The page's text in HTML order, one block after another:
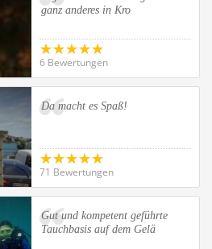
ganz anderes in Kro
6 Bewertungen
Da macht es Spaß!
71 Bewertungen
Gut und kompetent geführte
Tauchbasis auf dem Gelä